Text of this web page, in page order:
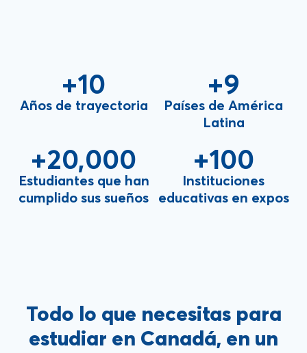
+10
Años de trayectoria
+9
Países de América
Latina
+20,000
Estudiantes que han
cumplido sus sueños
+100
Instituciones
educativas en expos
Todo lo que necesitas para
estudiar en Canadá, en un